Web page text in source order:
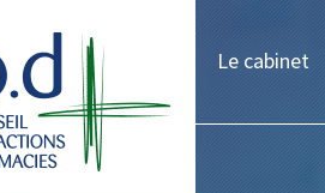
Le cabinet